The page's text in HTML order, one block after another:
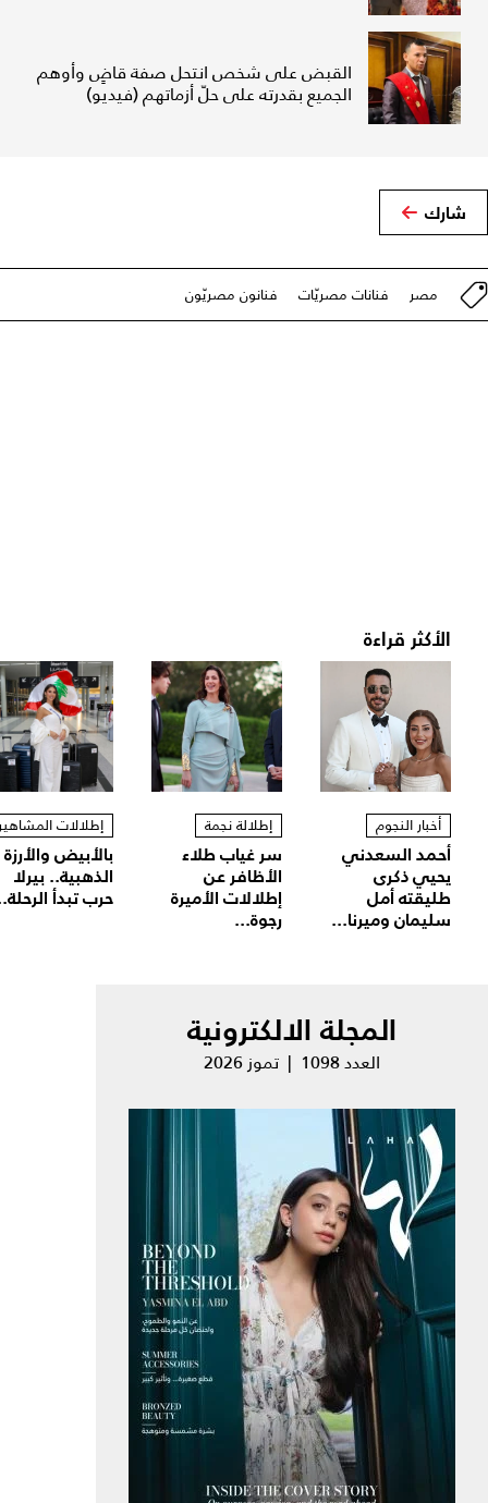
القبض على شخص انتحل صفة قاضٍ وأوهم
الجميع بقدرته على حلّ أزماتهم (فيديو)
شارك
مصر فنانات مصريّات فنانون مصريّون
الأكثر قراءة
أخبار النجوم
أحمد السعدني
يحيي ذكرى
طليقته أمل
سليمان وميرنا...
إطلالة نجمة
سر غياب طلاء
الأظافر عن
إطلالات الأميرة
رجوة...
إطلالات
بالأبيض والأرزة
الذهبية.. بيرلا
حرب تبدأ
المجلة الالكترونية
العدد 1098 | تموز 2026